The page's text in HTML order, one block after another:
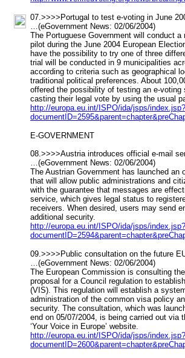
07.>>>>Portugal to test e-voting in June
…(eGovernment News: 02/06/2004)
The Portuguese Government will conduct a
pilot during the June 2004 European
have the possibility to try one of three
trial will be conducted in 9 municipalities
according to criteria such as geographical
traditional political preferences. About
offered the possibility of testing an e-
casting their legal vote by using the usual
http://europa.eu.int/ISPO/ida/jsps/
E-GOVERNMENT
08.>>>>Austria introduces official e-mail
…(eGovernment News: 02/06/2004)
The Austrian Government has launched
that will allow public administrations and
with the guarantee that messages are
service, which gives legal status to
receivers. When desired, users may send
additional security.
http://europa.eu.int/ISPO/ida/jsps/
09.>>>>Public consultation on the future
…(eGovernment News: 02/06/2004)
The European Commission is consulting
proposal for a Council regulation to
(VIS). This regulation will establish a
administration of the common visa policy
security. The consultation, which was
end on 05/07/2004, is being carried out via
‘Your Voice in Europe’ website.
http://europa.eu.int/ISPO/ida/jsps/